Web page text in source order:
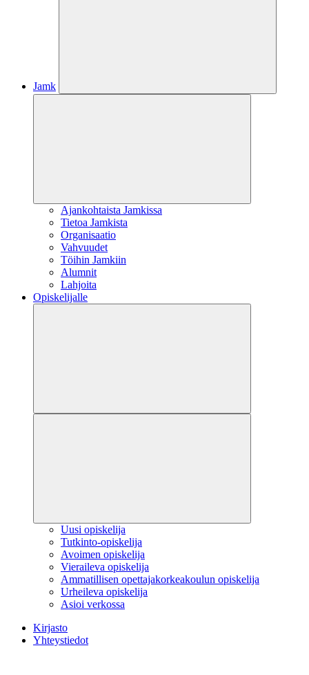
Jamk
Ajankohtaista Jamkissa
Tietoa Jamkista
Organisaatio
Vahvuudet
Töihin Jamkiin
Alumnit
Lahjoita
Opiskelijalle
Uusi opiskelija
Tutkinto-opiskelija
Avoimen opiskelija
Vieraileva opiskelija
Ammatillisen opettajakorkeakoulun opiskelija
Urheileva opiskelija
Asioi verkossa
Kirjasto
Yhteystiedot